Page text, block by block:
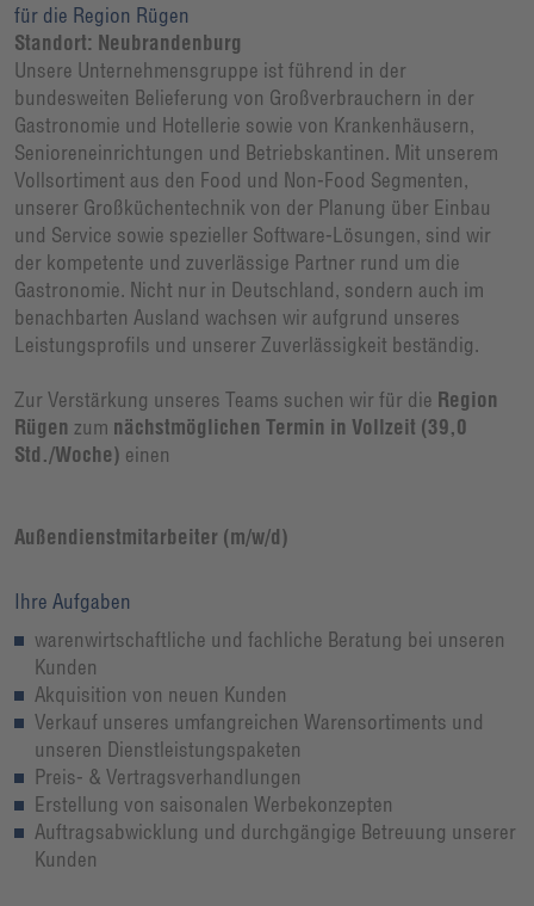
für die Region Rügen
Standort: Neubrandenburg
Unsere Unternehmensgruppe ist führend in der
bundesweiten Belieferung von Großverbrauchern in der
Gastronomie und Hotellerie sowie von Krankenhäusern,
Senioreneinrichtungen und Betriebskantinen. Mit unserem
Vollsortiment aus den Food und Non-Food Segmenten,
unserer Großküchentechnik von der Planung über Einbau
und Service sowie spezieller Software-Lösungen, sind wir
der kompetente und zuverlässige Partner rund um die
Gastronomie. Nicht nur in Deutschland, sondern auch im
benachbarten Ausland wachsen wir aufgrund unseres
Leistungsprofils und unserer Zuverlässigkeit beständig.
Zur Verstärkung unseres Teams suchen wir für die Region
Rügen zum nächstmöglichen Termin in Vollzeit (39,0
Std./Woche) einen
Außendienstmitarbeiter (m/w/d)
Ihre Aufgaben
warenwirtschaftliche und fachliche Beratung bei unseren
Kunden
Akquisition von neuen Kunden
Verkauf unseres umfangreichen Warensortiments und
unseren Dienstleistungspaketen
Preis- & Vertragsverhandlungen
Erstellung von saisonalen Werbekonzepten
Auftragsabwicklung und durchgängige Betreuung unserer
Kunden